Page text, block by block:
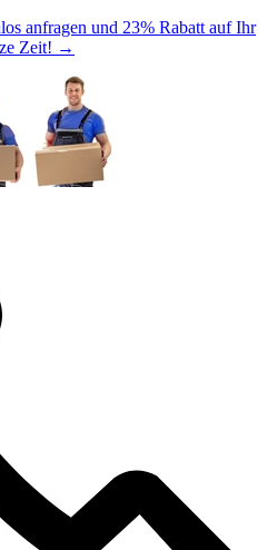
anfragen und 23% Rabatt auf Ihr
Zeit! →